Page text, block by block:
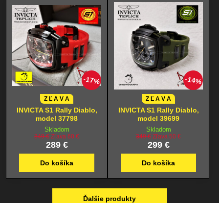
17%
Z Ľ A V A
INVICTA S1 Rally Diablo,
model 37798
Skladom
289 €
349 € Zľava 60 €
Do košíka
14%
Z Ľ A V A
INVICTA S1 Rally Diablo,
model 39699
Skladom
299 €
349 € Zľava 50 €
Do košíka
Ďalšie produkty